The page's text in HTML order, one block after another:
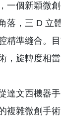
一個新穎微
落，三 D 立
精準縫合。
，旋轉度相當
達文西機器
複雜微創手